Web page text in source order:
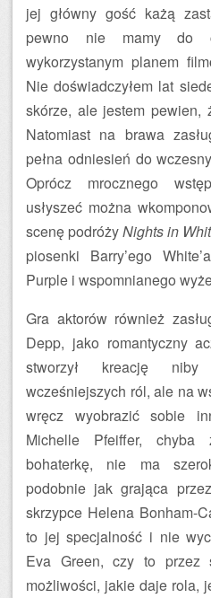
jej główny gość każą
pewno nie mamy do
wykorzystanym planem
Nie doświadczyłem lat
skórze, ale jestem pewien,
Natomiast na brawa
pełna odniesień do
Oprócz mrocznego
usłyszeć można
scenę podróżyNights in
piosenki Barry’ego
Purple i wspomnianego
Gra aktorów również
Depp, jako romantyczny
stworzył kreację
wcześniejszych ról, ale na
wręcz wyobrazić sobie
Michelle Pfeiffer,
bohaterkę, nie ma
podobnie jak grająca
skrzypce Helena Bonham-
to jej specjalność i nie
Eva Green, czy to przez
możliwości, jakie daje rola,